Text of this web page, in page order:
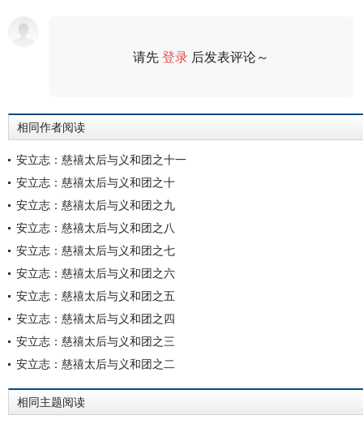
请先登录 后发表评论～
相同作者阅读
安立志：慈禧太后与义和团之十一
安立志：慈禧太后与义和团之十
安立志：慈禧太后与义和团之九
安立志：慈禧太后与义和团之八
安立志：慈禧太后与义和团之七
安立志：慈禧太后与义和团之六
安立志：慈禧太后与义和团之五
安立志：慈禧太后与义和团之四
安立志：慈禧太后与义和团之三
安立志：慈禧太后与义和团之二
相同主题阅读